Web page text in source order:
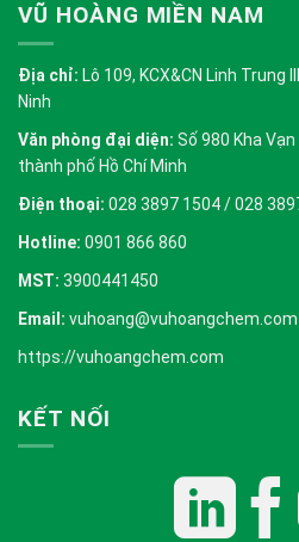
VŨ HOÀNG MIỀN NAM
Địa chỉ: Lô 109, KCX&CN Linh
Ninh
Văn phòng đại diện: Số 980 Kha
thành phố Hồ Chí Minh
Điện thoại: 028 3897 1504 / 028
Hotline: 0901 866 860
MST: 3900441450
Email: vuhoang@vuhoangchem.com
https://vuhoangchem.com
KẾT NỐI